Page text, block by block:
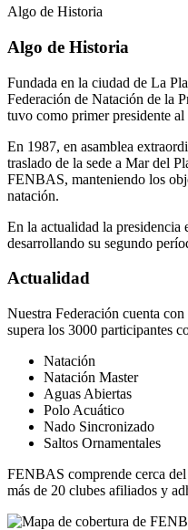
Algo de Historia
Algo de Historia
Fundada en la ciudad de La
Federación de Natación de la
tuvo como primer presidente
En 1987, en asamblea
traslado de la sede a Mar del
FENBAS, manteniendo los
natación.
En la actualidad la presidencia
desarrollando su segundo
Actualidad
Nuestra Federación cuenta
supera los 3000 participantes
Natación
Natación Master
Aguas Abiertas
Polo Acuático
Nado Sincronizado
Saltos Ornamentales
FENBAS comprende cerca
más de 20 clubes afiliados y